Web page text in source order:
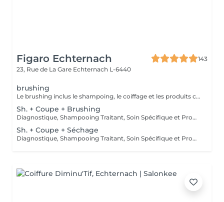
Figaro Echternach
143
23, Rue de La Gare Echternach L-6440
brushing
Le brushing inclus le shampoing, le coiffage et les produits correspondants.
Sh. + Coupe + Brushing
Diagnostique, Shampooing Traitant, Soin Spécifique et Produits Coiffants inclus
Sh. + Coupe + Séchage
Diagnostique, Shampooing Traitant, Soin Spécifique et Produits Coiffants inclus